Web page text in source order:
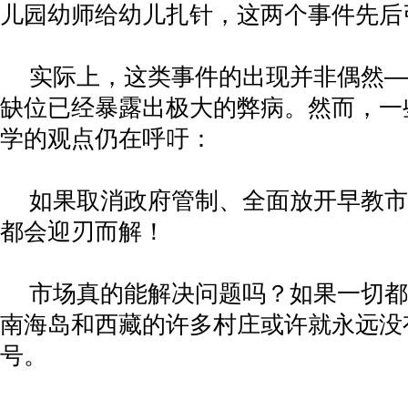
儿园幼师给幼儿扎针，这两个事件先
实际上，这类事件的出现并非偶然
缺位已经暴露出极大的弊病。然而，
学的观点仍在呼吁：
如果取消政府管制、全面放开早教
都会迎刃而解！
市场真的能解决问题吗？如果一切
南海岛和西藏的许多村庄或许就永远
号。